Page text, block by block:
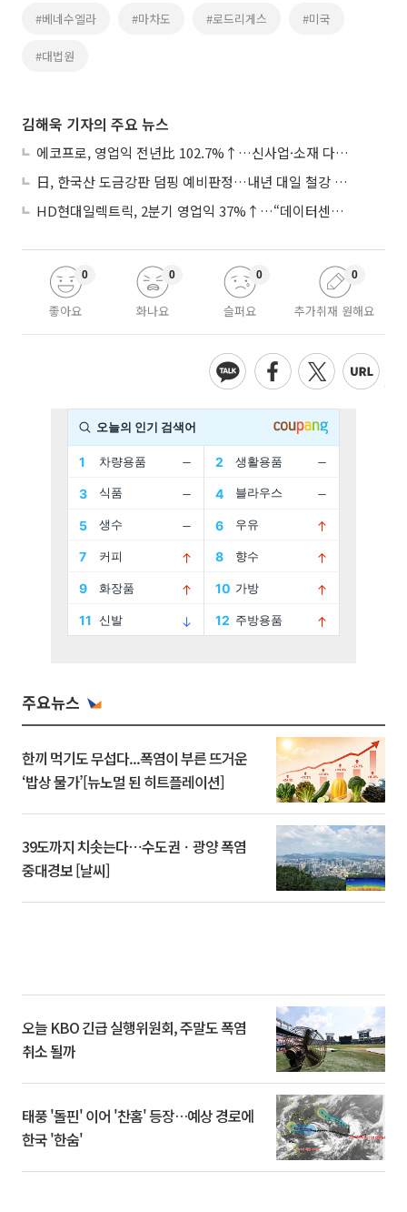
#베네수엘라 #마차도 #로드리게스 #미국
#대법원
김해욱 기자의 주요 뉴스
에코프로, 영업익 전년比 102.7%↑…신사업·소재 다각화 박차
日, 한국산 도금강판 덤핑 예비판정…내년 대일 철강 수출 ‘빨간불’
HD현대일렉트릭, 2분기 영업익 37%↑…“데이터센터 사업, 새로운 성장 축”
좋아요
0
화나요
0
슬퍼요
0
추가취재 원해요
0
주요뉴스
한끼 먹기도 무섭다...폭염이 부른 뜨거운
‘밥상 물가’[뉴노멀 된 히트플레이션]
39도까지 치솟는다⋯수도권ㆍ광양 폭염
중대경보 [날씨]
오늘 KBO 긴급 실행위원회, 주말도 폭염
취소 될까
태풍 '돌핀' 이어 '찬홈' 등장…예상 경로에
한국 '한숨'